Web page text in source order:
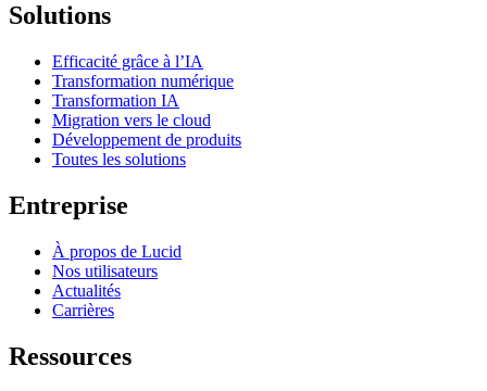
Solutions
Efficacité grâce à l’IA
Transformation numérique
Transformation IA
Migration vers le cloud
Développement de produits
Toutes les solutions
Entreprise
À propos de Lucid
Nos utilisateurs
Actualités
Carrières
Ressources